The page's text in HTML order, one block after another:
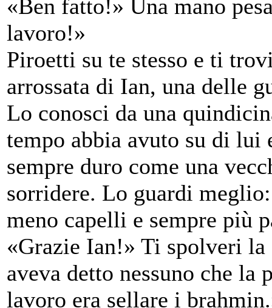
«Ben fatto!» Una mano
lavoro!»
Piroetti su te stesso e ti
arrossata di Ian, una delle
Lo conosci da una
tempo abbia avuto su di lui
sempre duro come una
sorridere. Lo guardi
meno capelli e sempre più
«Grazie Ian!» Ti spolveri
aveva detto nessuno che
lavoro era sellare i